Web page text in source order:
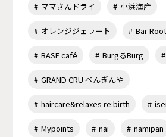
ママさんドライ 小浜海産
オレンジジェラート Bar
BASE café BurgるBurg
GRAND CRU ぺんぎんや
haircare&relaxes re:birth
Mypoints nai namipan